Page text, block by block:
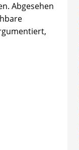
Abgesehen